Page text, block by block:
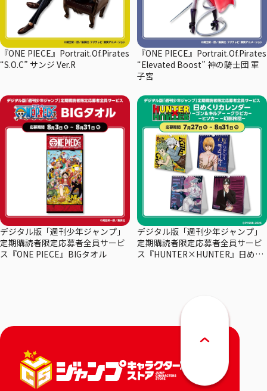
『ONE PIECE』Portrait.Of.Pirates
“S.O.C” サンジ Ver.R
『ONE PIECE』Portrait.Of.Pirates
“Elevated Boost” 神の騎士団 軍
子宮
デジタル版「週刊少年ジャンプ」
定期購読者限定応募者全員サービ
ス『ONE PIECE』BIGタオル
デジタル版「週刊少年ジャンプ」
定期購読者限定応募者全員サービ
ス『HUNTER×HUNTER』日めく